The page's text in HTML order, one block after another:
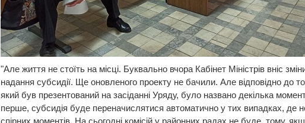
"Але життя не стоїть на місці. Буквально вчора Кабінет Міністрів вніс
надання субсидії. Ще оновленого проекту не бачили. Але відповідно до
який був презентований на засіданні Уряду, було названо декілька
перше, субсидія буде переначислятися автоматично у тих випадках, де
спірних моментів. На сьогодні комісій у районних радах не буде, тому,